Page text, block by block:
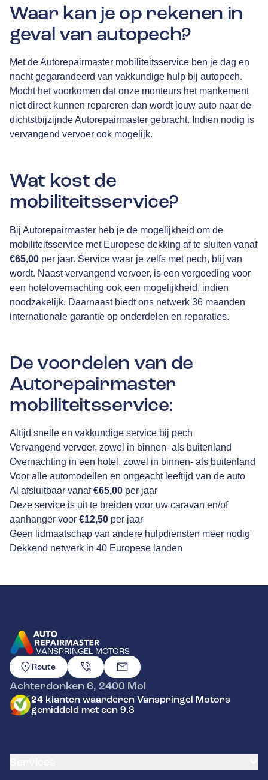
Waar kan je op rekenen in
geval van autopech?
Met de Autorepairmaster mobiliteitsservice ben je dag en
nacht gegarandeerd van vakkundige hulp bij autopech.
Mocht het voorkomen dat onze monteurs het mankement
niet direct kunnen repareren dan wordt jouw auto naar de
dichtstbijzijnde Autorepairmaster gebracht. Indien nodig is
vervangend vervoer ook mogelijk.
Wat kost de
mobiliteitsservice?
Bij Autorepairmaster heb je de mogelijkheid om de
mobiliteitsservice met Europese dekking af te sluiten vanaf
€65,00 per jaar. Service waar je zelfs met pech, blij van
wordt. Naast vervangend vervoer, is een vergoeding voor
een hotelovernachting ook een mogelijkheid, indien
noodzakelijk. Daarnaast biedt ons netwerk 36 maanden
internationale garantie op onderdelen en reparaties.
De voordelen van de
Autorepairmaster
mobiliteitsservice:
Altijd snelle en vakkundige service bij pech
Vervangend vervoer, zowel in binnen- als buitenland
Overnachting in een hotel, zowel in binnen- als buitenland
Voor alle automodellen en ongeacht leeftijd van de auto
Al afsluitbaar vanaf€65,00 per jaar
Deze service is uit te breiden voor uw caravan en/of
aanhanger voor €12,50 per jaar
Geen lidmaatschap van andere hulpdiensten meer nodig
Dekkend netwerk in 40 Europese landen
VANSPRINGEL MOTORS
GA NAAR DE HOMEPAGINA
Route
Achterdonken 6, 2400 Mol
24 klanten waarderen Vanspringel Motors
gemiddeld met een 9.3